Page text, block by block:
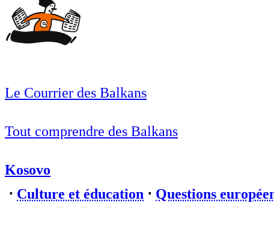
Le Courrier des Balkans
Tout comprendre des Balkans
Kosovo
⋅ Culture et éducation ⋅ Questions